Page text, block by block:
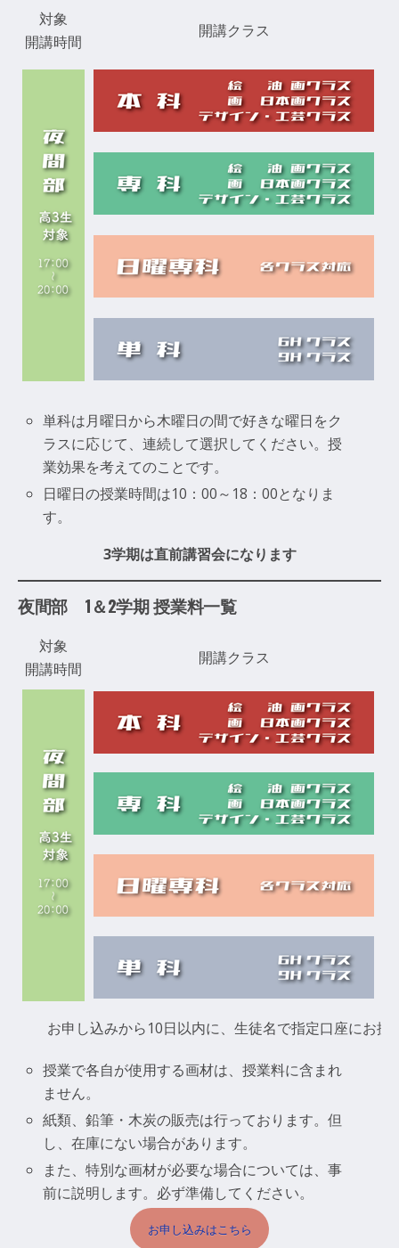
対象
開講時間
開講クラス
単科は月曜日から木曜日の間で好きな曜日をク
ラスに応じて、連続して選択してください。授
業効果を考えてのことです。
日曜日の授業時間は10：00～18：00となりま
す。
3学期は直前講習会になります
夜間部 1＆2学期 授業料一覧
対象
開講時間
開講クラス
お申し込みから10日以内に、生徒名で指定口座にお振
授業で各自が使用する画材は、授業料に含まれ
ません。
紙類、鉛筆・木炭の販売は行っております。但
し、在庫にない場合があります。
また、特別な画材が必要な場合については、事
前に説明します。必ず準備してください。
お申し込みはこちら